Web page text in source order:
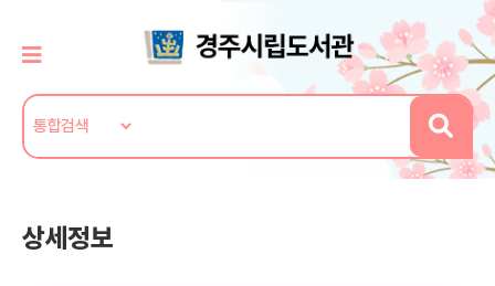
상세정보